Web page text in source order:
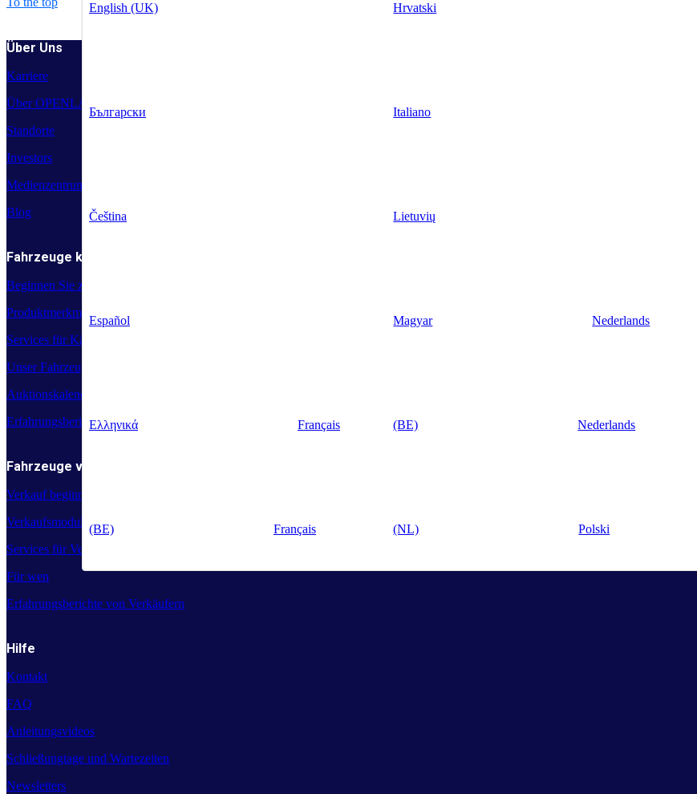
English (UK)
Български
Čeština
Español
Ελληνικά Français
(BE) Français
Hrvatski
Italiano
Lietuvių
Magyar Nederlands
(BE) Nederlands
(NL) Polski
Über Uns
Karriere
Über OPENLANE
Standorte
Investors
Medienzentrum
Blog
Fahrzeuge kaufen
Beginnen Sie zu kaufen
Produktmerkmale
Services für Käufer
Unser Fahrzeugangebot
Auktionskalender
Erfahrungsberichte von Käufern
Fahrzeuge verkaufen
Verkauf beginnen
Verkaufsmodule
Services für Verkäufer
Für wen
Erfahrungsberichte von Verkäufern
Hilfe
Kontakt
FAQ
Anleitungsvideos
Schließungtage und Wartezeiten
Newsletters